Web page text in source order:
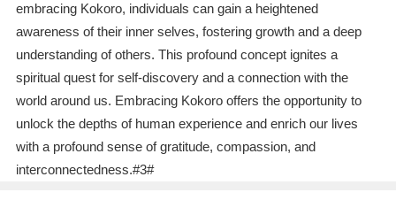
embracing Kokoro, individuals can gain a heightened
awareness of their inner selves, fostering growth and a deep
understanding of others. This profound concept ignites a
spiritual quest for self-discovery and a connection with the
world around us. Embracing Kokoro offers the opportunity to
unlock the depths of human experience and enrich our lives
with a profound sense of gratitude, compassion, and
interconnectedness.#3#